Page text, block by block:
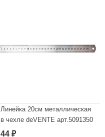
Линейка 20см металлическая
в чехле deVENTE арт.5091350
44 ₽